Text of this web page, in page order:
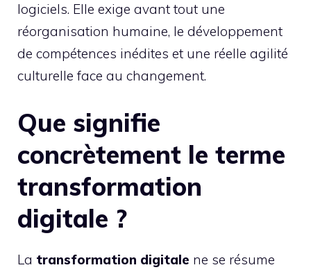
logiciels. Elle exige avant tout une
réorganisation humaine, le développement
de compétences inédites et une réelle agilité
culturelle face au changement.
Que signifie
concrètement le terme
transformation
digitale ?
La transformation digitale ne se résume